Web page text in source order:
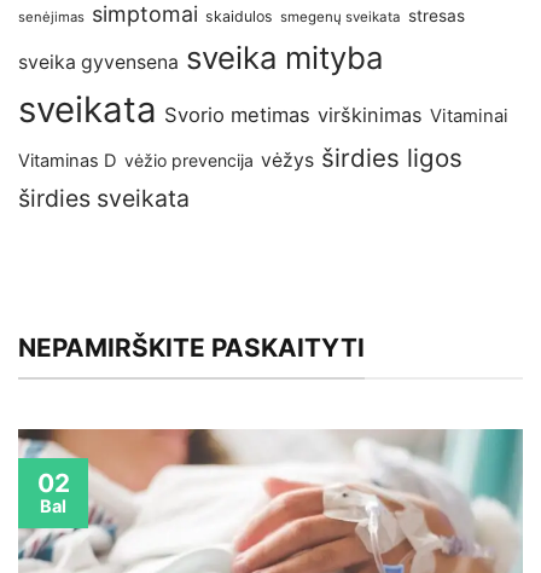
senėjimas simptomai skaidulos smegenų sveikata stresas
sveika gyvensena sveika mityba
sveikata Svorio metimas virškinimas Vitaminai
Vitaminas D vėžio prevencija vėžys širdies ligos
širdies sveikata
NEPAMIRŠKITE PASKAITYTI
02
Bal